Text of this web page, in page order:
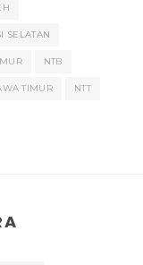
SELATAN
NTB
TIMUR NTT